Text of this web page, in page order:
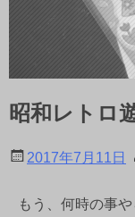
昭和レトロ
2017年7月11日
もう、何時の事や